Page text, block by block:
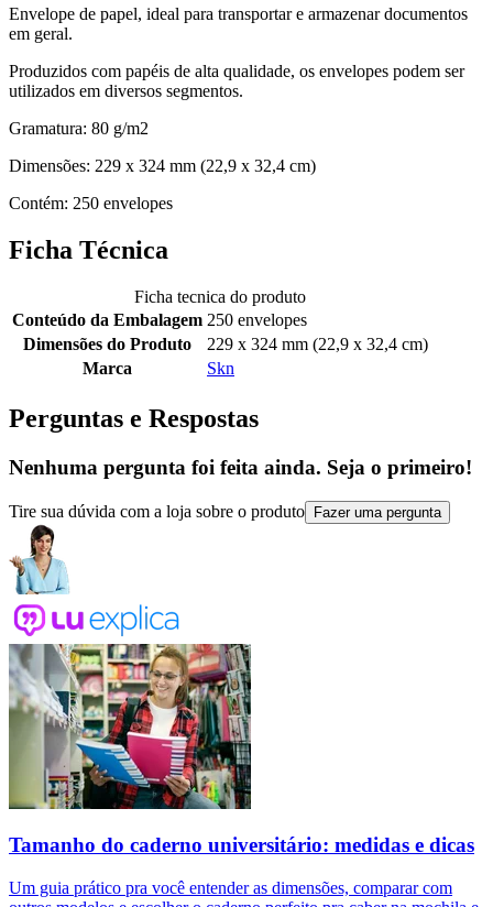
Envelope de papel, ideal para transportar e armazenar documentos
em geral.
Produzidos com papéis de alta qualidade, os envelopes podem ser
utilizados em diversos segmentos.
Gramatura: 80 g/m2
Dimensões: 229 x 324 mm (22,9 x 32,4 cm)
Contém: 250 envelopes
Ficha Técnica
Ficha tecnica do produto
Conteúdo da Embalagem 250 envelopes
Dimensões do Produto
229 x 324 mm (22,9 x 32,4 cm)
Marca
Skn
Perguntas e Respostas
Nenhuma pergunta foi feita ainda. Seja o primeiro!
Tire sua dúvida com a loja sobre o produto Fazer uma pergunta
Tamanho do caderno universitário: medidas e dicas
Um guia prático pra você entender as dimensões, comparar com